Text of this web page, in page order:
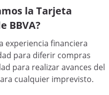
la Tarjeta
BBVA?
experiencia financiera
para diferir compras
para realizar avances del
cualquier imprevisto.